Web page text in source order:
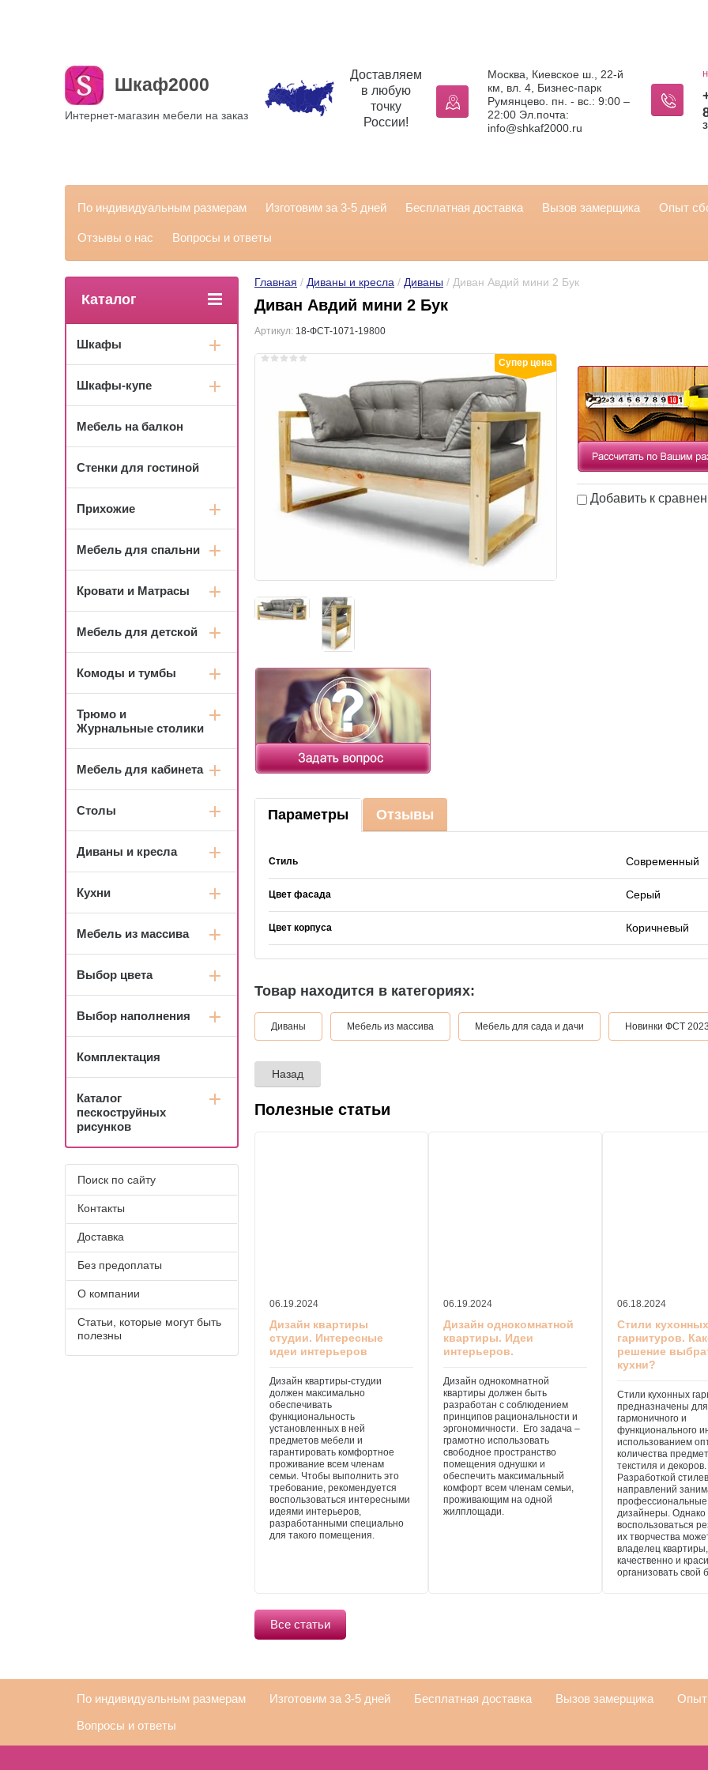
Шкаф2000
Интернет-магазин мебели на заказ
Доставляем
в любую
точку
России!
Москва, Киевское ш., 22-й
км, вл. 4, Бизнес-парк
Румянцево. пн. - вс.: 9:00 –
22:00 Эл.почта:
info@shkaf2000.ru
По индивидуальным размерам Изготовим за 3-5 дней Бесплатная доставка Вызов замерщика Опыт
Отзывы о нас Вопросы и ответы
Главная / Диваны и кресла / Диваны / Диван Авдий мини 2 Бук
Диван Авдий мини 2 Бук
Артикул: 18-ФСТ-1071-19800
Супер цена
Добавить к
Параметры Отзывы
Стиль Современный
Цвет фасада Серый
Цвет корпуса Коричневый
Товар находится в категориях:
Диваны Мебель из массива Мебель для сада и дачи Новинки ФСТ
Назад
Полезные статьи
06.19.2024
Дизайн квартиры
студии. Интересные
идеи интерьеров
Дизайн квартиры-студии
должен максимально
обеспечивать
функциональность
установленных в ней
предметов мебели и
гарантировать комфортное
проживание всем членам
семьи. Чтобы выполнить это
требование, рекомендуется
воспользоваться интересными
идеями интерьеров,
разработанными специально
для такого помещения.
06.19.2024
Дизайн однокомнатной
квартиры. Идеи
интерьеров.
Дизайн однокомнатной
квартиры должен быть
разработан с соблюдением
принципов рациональности и
эргономичности. Его задача –
грамотно использовать
свободное пространство
помещения однушки и
обеспечить максимальный
комфорт всем членам семьи,
проживающим на одной
жилплощади.
06.18.2024
Стили кухонных
гарнитуров.
решение
кухни?
Стили кухонных
предназначены
гармоничного и
функционального
использованием
количества
текстиля и декоров.
Разработкой
направлений
профессиональные
дизайнеры. Однако
воспользоваться
их творчества
владелец
качественно и
организовать свой
Все статьи
Каталог
Шкафы
Шкафы-купе
Мебель на балкон
Стенки для гостиной
Прихожие
Мебель для спальни
Кровати и Матрасы
Мебель для детской
Комоды и тумбы
Трюмо и
Журнальные столики
Мебель для кабинета
Столы
Диваны и кресла
Кухни
Мебель из массива
Выбор цвета
Выбор наполнения
Комплектация
Каталог
пескоструйных
рисунков
Поиск по сайту
Контакты
Доставка
Без предоплаты
О компании
Статьи, которые могут быть
полезны
По индивидуальным размерам Изготовим за 3-5 дней Бесплатная доставка Вызов замерщика
Опыт
Вопросы и ответы